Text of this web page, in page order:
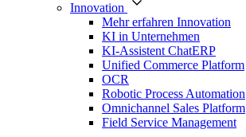
Innovation
Mehr erfahren Innovation
KI in Unternehmen
KI-Assistent ChatERP
Unified Commerce Platform
OCR
Robotic Process Automation
Omnichannel Sales Platform
Field Service Management